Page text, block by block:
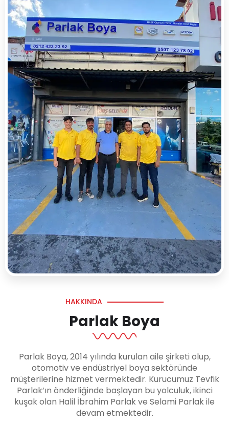
HAKKINDA
Parlak Boya
Parlak Boya, 2014 yılında kurulan aile şirketi olup,
otomotiv ve endüstriyel boya sektöründe
müşterilerine hizmet vermektedir. Kurucumuz Tevfik
Parlak’ın önderliğinde başlayan bu yolculuk, ikinci
kuşak olan Halil İbrahim Parlak ve Selami Parlak ile
devam etmektedir.